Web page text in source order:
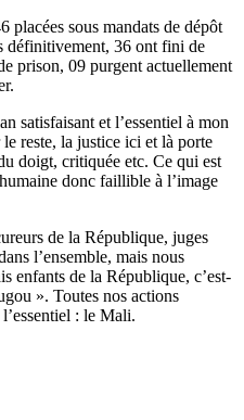
placées sous mandats de dépôt
définitivement, 36 ont fini de
prison, 09 purgent actuellement
satisfaisant et l’essentiel à mon
reste, la justice ici et là porte
doigt, critiquée etc. Ce qui est
donc faillible à l’image
de la République, juges
l’ensemble, mais nous
enfants de la République, c’est-
». Toutes nos actions
: le Mali.